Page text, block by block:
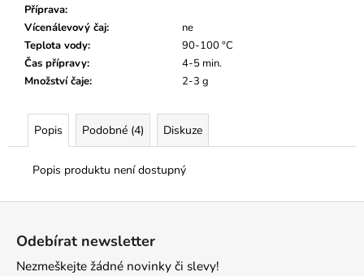
Příprava:
Vícenálevový čaj:
ne
Teplota vody:
90-100 °C
Čas přípravy:
4-5 min.
Množství čaje: 2-3 g
Popis Podobné (4) Diskuze
Popis produktu není dostupný
Odebírat newsletter
Nezmeškejte žádné novinky či slevy!